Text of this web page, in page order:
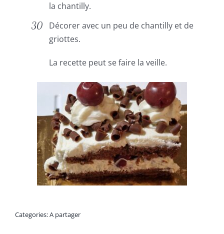
la chantilly.
Décorer avec un peu de chantilly et de
griottes.
La recette peut se faire la veille.
Categories:A partager